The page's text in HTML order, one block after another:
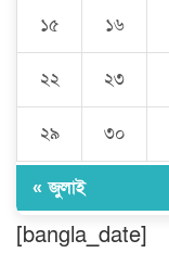
১৫ ১৬
২২ ২৩
২৯ ৩০
« জুলাই
[bangla_date]